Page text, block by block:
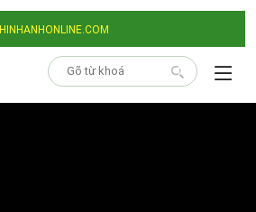
HINHANHONLINE.COM